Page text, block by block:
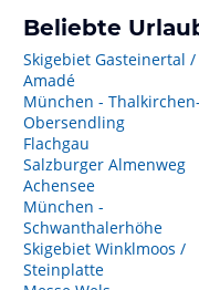
Beliebte
Skigebiet Gasteinertal /
Amadé
München - Thalkirchen-
Obersendling
Flachgau
Salzburger Almenweg
Achensee
München -
Schwanthalerhöhe
Skigebiet Winklmoos /
Steinplatte